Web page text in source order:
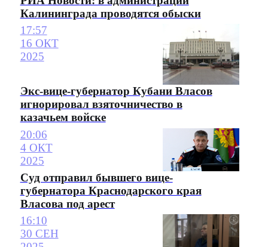
Калининграда проводятся обыски
17:57
16 ОКТ
2025
Экс-вице-губернатор Кубани Власов
игнорировал взяточничество в
казачьем войске
20:06
4 ОКТ
2025
Суд отправил бывшего вице-
губернатора Краснодарского края
Власова под арест
16:10
30 СЕН